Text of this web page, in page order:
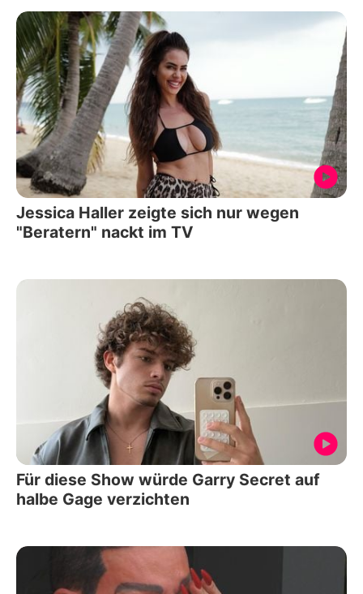
Jessica Haller zeigte sich nur wegen
"Beratern" nackt im TV
Für diese Show würde Garry Secret auf
halbe Gage verzichten